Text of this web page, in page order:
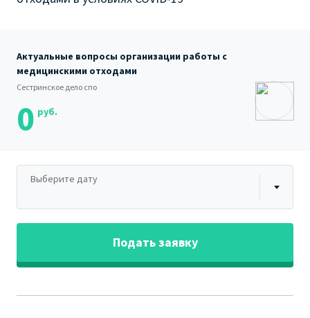
Актуальные вопросы организации работы с
медицинскими отходами
Сестринское дело спо
0 руб.
Выберите дату
Подать заявку